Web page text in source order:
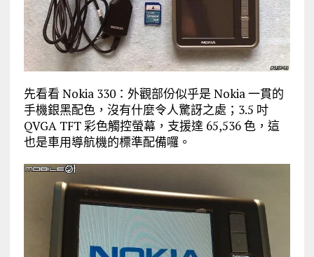
先看看 Nokia 330：外觀部份似乎是 Nokia 一貫的
手機銀黑配色，沒有什麼令人驚訝之處；3.5 吋
QVGA TFT 彩色觸控螢幕，支援達 65,536 色，這
也是車用導航機的標準配備囉。